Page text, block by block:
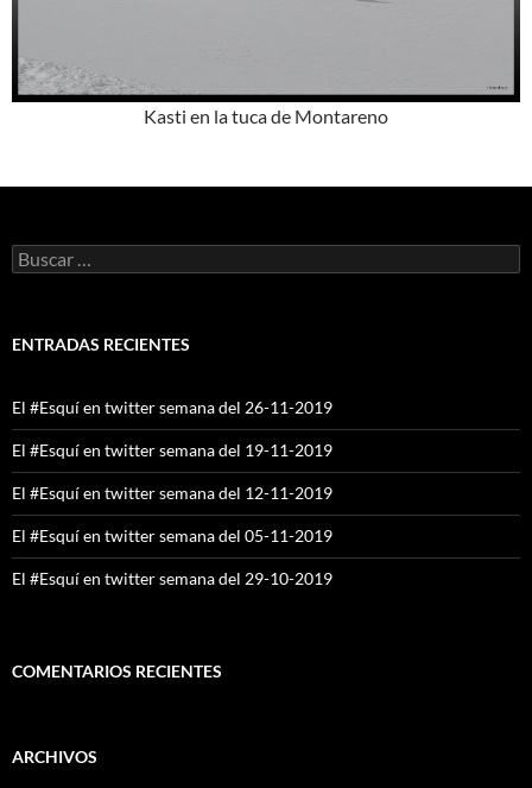
Kasti en la tuca de Montareno
Buscar:
ENTRADAS RECIENTES
El #Esquí en twitter semana del 26-11-2019
El #Esquí en twitter semana del 19-11-2019
El #Esquí en twitter semana del 12-11-2019
El #Esquí en twitter semana del 05-11-2019
El #Esquí en twitter semana del 29-10-2019
COMENTARIOS RECIENTES
ARCHIVOS